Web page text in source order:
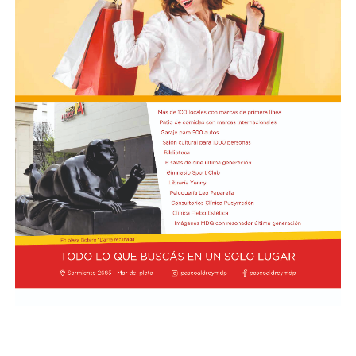
las comunidades costeras vienen realizando desde el
inicio del proyecto y expresó su expectativa de que el
pronunciamiento contribuya a una revisión más
profunda de sus impactos ambientales antes de que las
obras continúen. Radio Encuentro de Viedma
inmediaciones del Senado, un grupo de manifestantes
arrojó piedras, escombros y otros objetos contundentes
contra los efectivos de las fuerzas federales de seguridad
apostados en el lugar, y que se rompieron baldosas y
bancos públicos para usarlos como proyectiles. También
se registraron daños en estructuras edilicias y en
vehículos policiales.
El Ministerio de Seguridad Nacional solicitó al juzgado
que ordene preservar los registros fílmicos de los
hechos, que se libre oficio al Gobierno porteño y al
Congreso para que informen la totalidad de los daños y
el perjuicio económico, y adelantó que se encuentra
evaluando aportar elementos de prueba adicionales